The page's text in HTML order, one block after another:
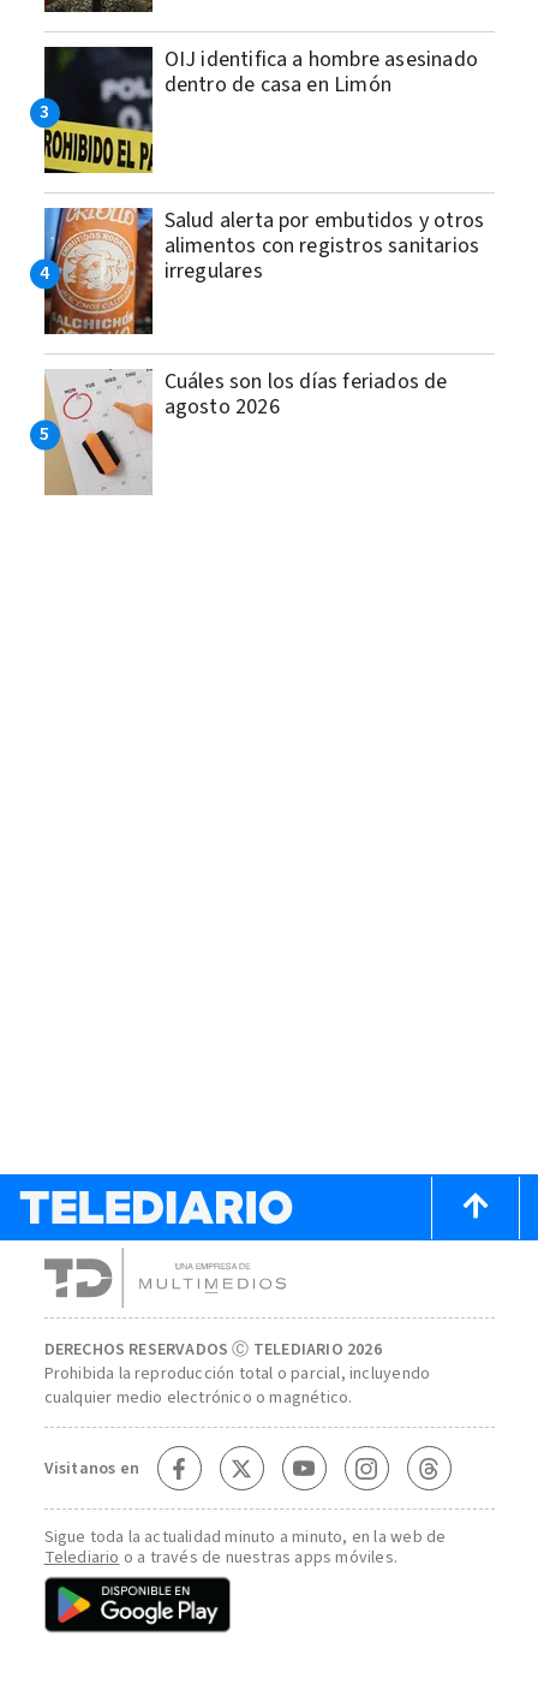
OIJ identifica a hombre asesinado
dentro de casa en Limón
Salud alerta por embutidos y otros
alimentos con registros sanitarios
irregulares
Cuáles son los días feriados de
agosto 2026
DERECHOS RESERVADOS Ⓒ TELEDIARIO 2026
Prohibida la reproducción total o parcial, incluyendo
cualquier medio electrónico o magnético.
Visitanos en
Sigue toda la actualidad minuto a minuto, en la web de
Telediarioo a través de nuestras apps móviles.